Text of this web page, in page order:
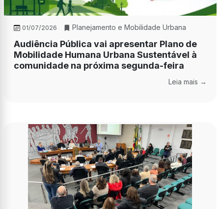
01/07/2026 Planejamento e Mobilidade Urbana
Audiência Pública vai apresentar Plano de
Mobilidade Humana Urbana Sustentável à
comunidade na próxima segunda-feira
Leia mais →